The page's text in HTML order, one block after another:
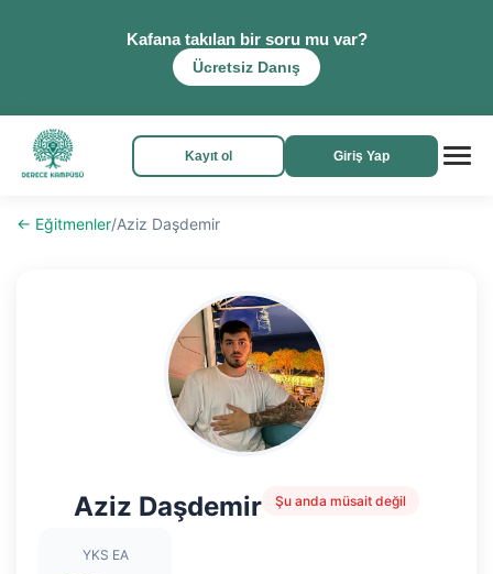
Kafana takılan bir soru mu var?
Ücretsiz Danış
Kayıt ol Giriş Yap
← Eğitmenler/Aziz Daşdemir
Aziz Daşdemir Şu anda müsait değil
YKS EA